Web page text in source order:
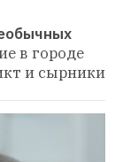
в городе
и сырники